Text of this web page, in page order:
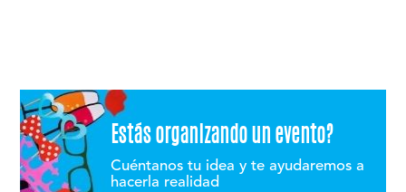
Estás organizando un evento?
Cuéntanos tu idea y te ayudaremos a
hacerla realidad